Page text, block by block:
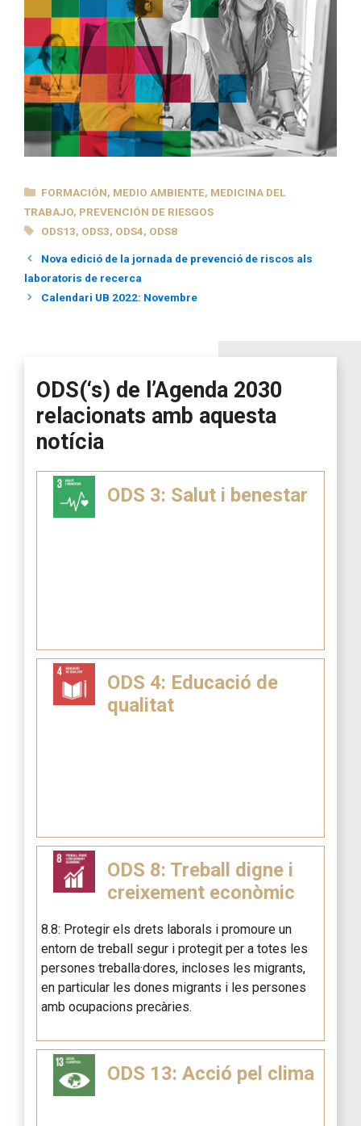
CATEGORÍAS
FORMACIÓN, MEDIO AMBIENTE, MEDICINA DEL
TRABAJO, PREVENCIÓN DE RIESGOS
ETIQUETAS
ODS13, ODS3, ODS4, ODS8
Nova edició de la jornada de prevenció de riscos als
laboratoris de recerca
Calendari UB 2022: Novembre
ODS(‘s) de l’Agenda 2030
relacionats amb aquesta
notícia
ODS 3: Salut i benestar
ODS 4: Educació de
qualitat
ODS 8: Treball digne i
creixement econòmic
8.8: Protegir els drets laborals i promoure un
entorn de treball segur i protegit per a totes les
persones treballa·dores, incloses les migrants,
en particular les dones migrants i les persones
amb ocupacions precàries.
ODS 13: Acció pel clima